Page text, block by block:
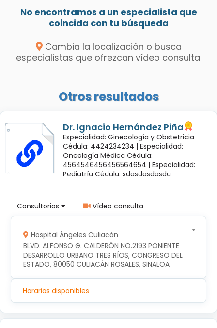
No encontramos a un especialista que
coincida con tu búsqueda
Cambia la localización o busca
especialistas que ofrezcan vídeo consulta.
Otros resultados
Dr. Ignacio Hernández Piña
Especialidad: Ginecología y Obstetricia
Cédula: 4424234234 | Especialidad:
Oncología Médica Cédula:
4564546456456564654 | Especialidad:
Pediatría Cédula: sdasdasdasda
Consultorios Vídeo consulta
Hospital Ángeles Culiacán
BLVD. ALFONSO G. CALDERÓN NO.2193 PONIENTE
DESARROLLO URBANO TRES RÍOS, CONGRESO DEL
ESTADO, 80050 CULIACÁN ROSALES, SINALOA
Horarios disponibles